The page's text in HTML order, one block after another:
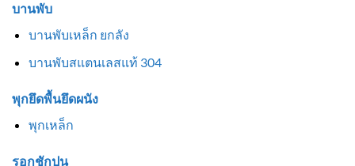
บานพับ
บานพับเหล็ก ยกลัง
บานพับสแตนเลสแท้ 304
พุกยึดพื้นยึดผนัง
พุกเหล็ก
รอกชักปูน